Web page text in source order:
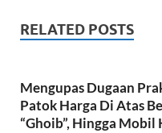
b
o
k
er s
p
p
RELATED POSTS
Mengupas Dugaan
Patok Harga Di Atas
“Ghoib”, Hingga Mobil